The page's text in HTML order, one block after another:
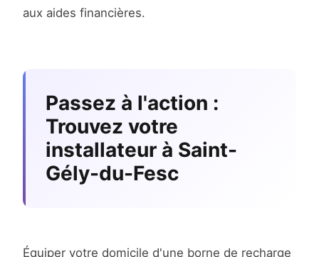
aux aides financières.
Passez à l'action :
Trouvez votre
installateur à Saint-
Gély-du-Fesc
Équiper votre domicile d'une borne de recharge